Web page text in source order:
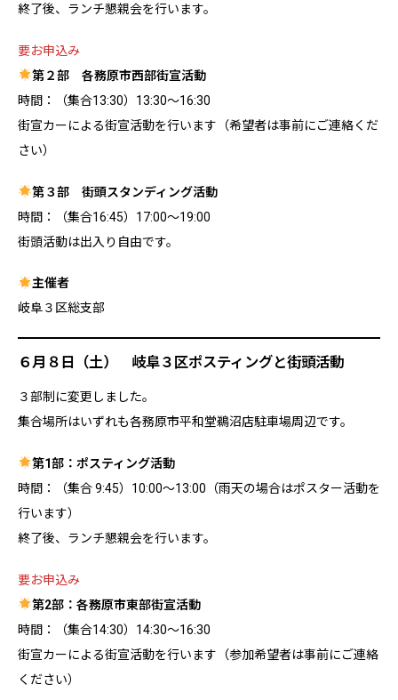
終了後、ランチ懇親会を行います。
要お申込み
第２部 各務原市西部街宣活動
時間：（集合13:30）13:30〜16:30
街宣カーによる街宣活動を行います（希望者は事前にご連絡くだ
さい）
第３部 街頭スタンディング活動
時間：（集合16:45）17:00〜19:00
街頭活動は出入り自由です。
主催者
岐阜３区総支部
６月８日（土） 岐阜３区ポスティングと街頭活動
３部制に変更しました。
集合場所はいずれも各務原市平和堂鵜沼店駐車場周辺です。
第1部：ポスティング活動
時間：（集合 9:45）10:00～13:00（雨天の場合はポスター活動を
行います）
終了後、ランチ懇親会を行います。
要お申込み
第2部：各務原市東部街宣活動
時間：（集合14:30）14:30〜16:30
街宣カーによる街宣活動を行います（参加希望者は事前にご連絡
ください）